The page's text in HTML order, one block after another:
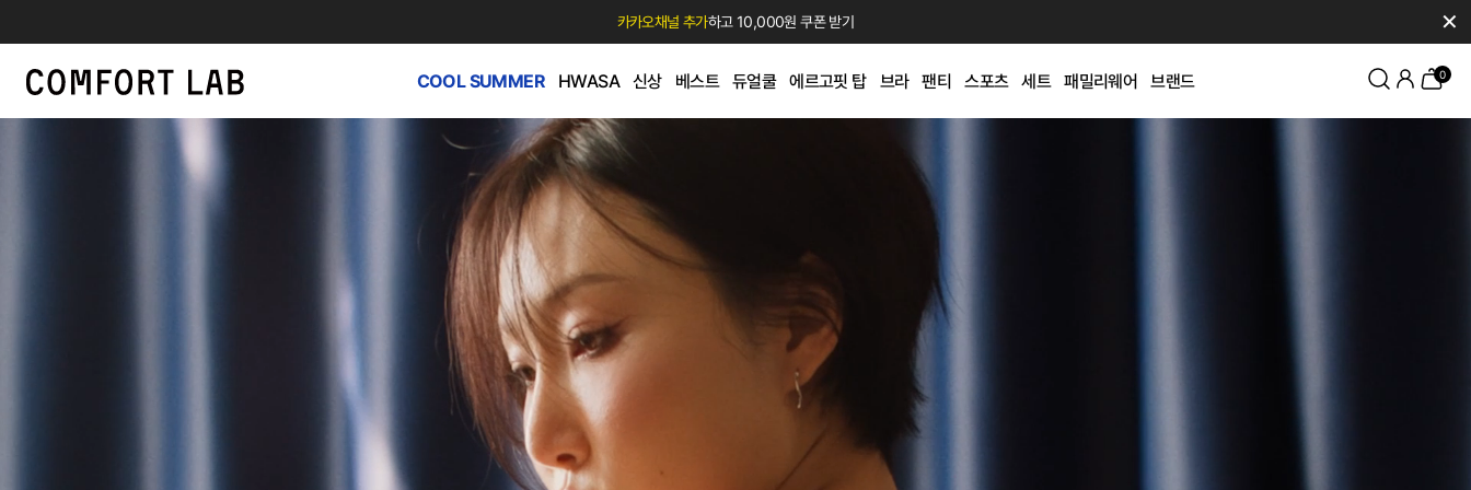
카카오채널 추가하고 10,000원 쿠폰 받기 ✕
COOL SUMMER HWASA 신상 베스트 듀얼쿨 에르고핏 탑 브라 팬티 스포츠 세트 패밀리웨어 브랜드 0